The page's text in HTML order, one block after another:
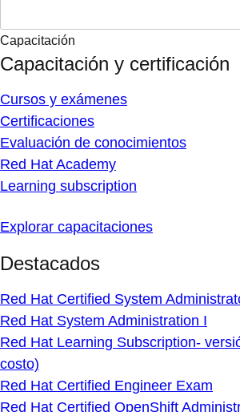
Capacitación
Capacitación y certificación
Cursos y exámenes
Certificaciones
Evaluación de conocimientos
Red Hat Academy
Learning subscription
Explorar capacitaciones
Destacados
Red Hat Certified System
Red Hat System Administration I
Red Hat Learning Subscription-
costo)
Red Hat Certified Engineer Exam
Red Hat Certified OpenShift